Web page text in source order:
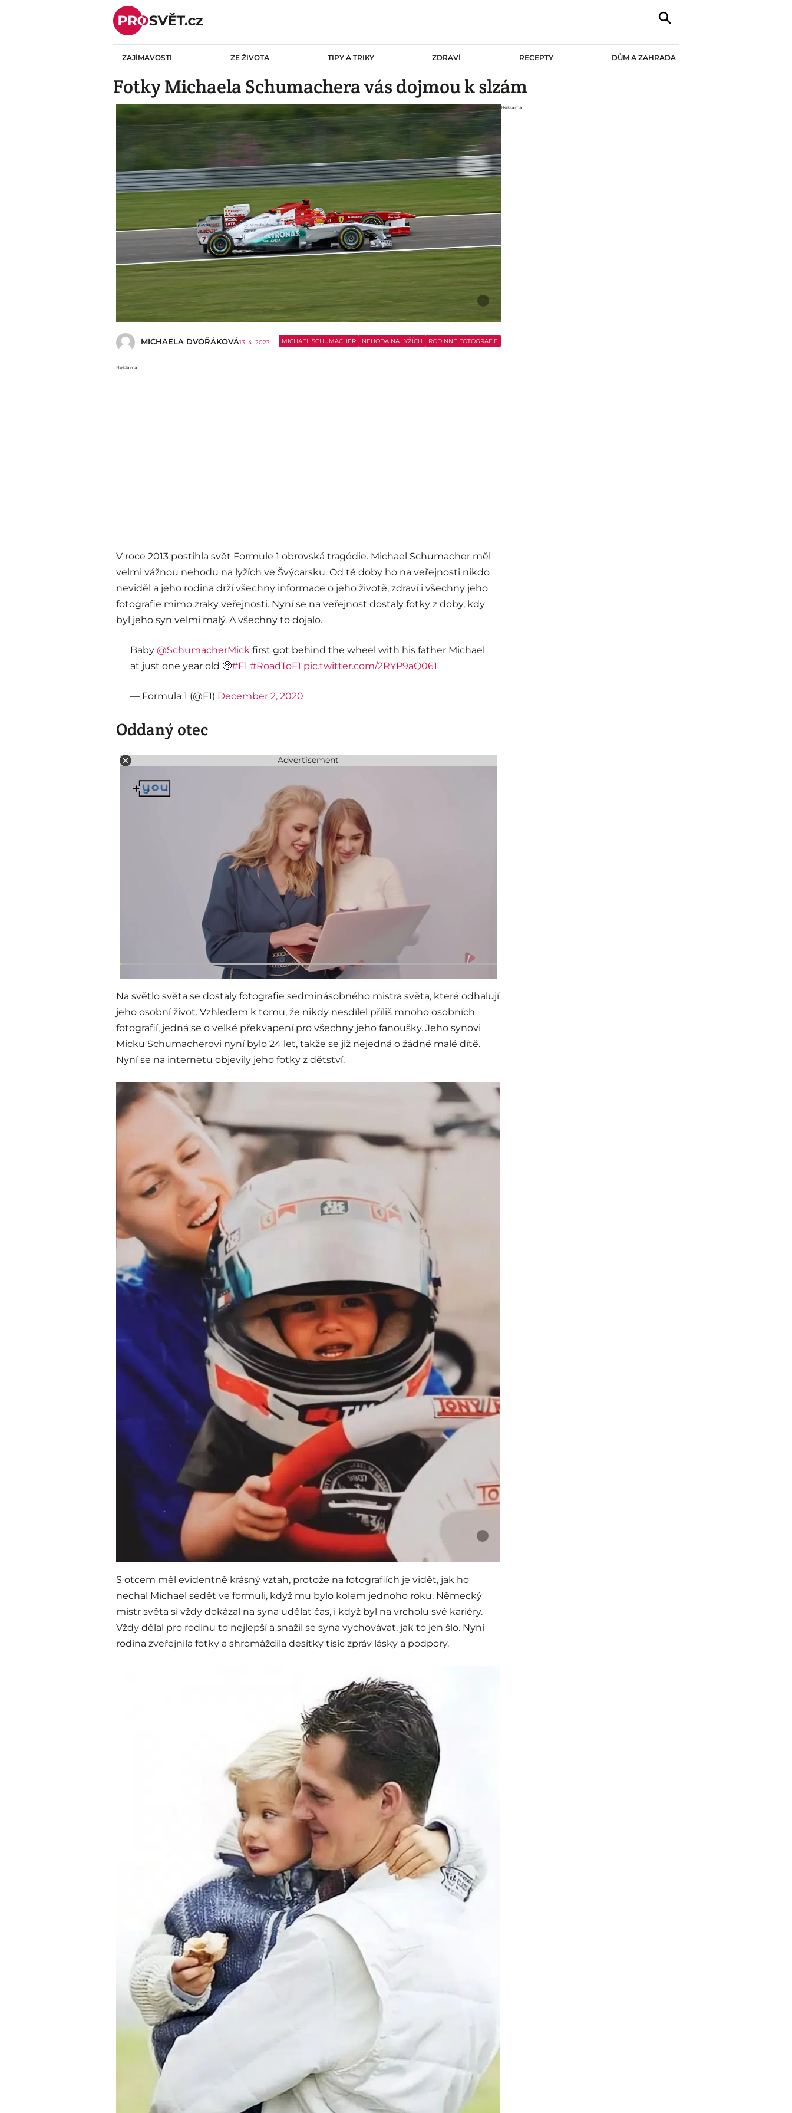
Skip
content
ZAJÍMAVOSTI ZE ŽIVOTA TIPY A TRIKY ZDRAVÍ RECEPTY DŮM A ZAHRADA
Fotky Michaela Schumachera vás dojmou k slzám
i
MICHAELA DVOŘÁKOVÁ13. 4. 2023 MICHAEL SCHUMACHER NEHODA NA LYŽÍCH RODINNÉ FOTOGRAFIE
Reklama
V roce 2013 postihla svět Formule 1 obrovská tragédie. Michael Schumacher měl
velmi vážnou nehodu na lyžích ve Švýcarsku. Od té doby ho na veřejnosti nikdo
neviděl a jeho rodina drží všechny informace o jeho životě, zdraví i všechny jeho
fotografie mimo zraky veřejnosti. Nyní se na veřejnost dostaly fotky z doby, kdy
byl jeho syn velmi malý. A všechny to dojalo.
Baby @SchumacherMick first got behind the wheel with his father Michael
at just one year old 🥺#F1 #RoadToF1 pic.twitter.com/2RYP9aQ061
— Formula 1 (@F1) December 2, 2020
Oddaný otec
Advertisement
Na světlo světa se dostaly fotografie sedminásobného mistra světa, které odhalují
jeho osobní život. Vzhledem k tomu, že nikdy nesdílel příliš mnoho osobních
fotografií, jedná se o velké překvapení pro všechny jeho fanoušky. Jeho synovi
Micku Schumacherovi nyní bylo 24 let, takže se již nejedná o žádné malé dítě.
Nyní se na internetu objevily jeho fotky z dětství.
i
S otcem měl evidentně krásný vztah, protože na fotografiích je vidět, jak ho
nechal Michael sedět ve formuli, když mu bylo kolem jednoho roku. Německý
mistr světa si vždy dokázal na syna udělat čas, i když byl na vrcholu své kariéry.
Vždy dělal pro rodinu to nejlepší a snažil se syna vychovávat, jak to jen šlo. Nyní
rodina zveřejnila fotky a shromáždila desítky tisíc zpráv lásky a podpory.
Reklama